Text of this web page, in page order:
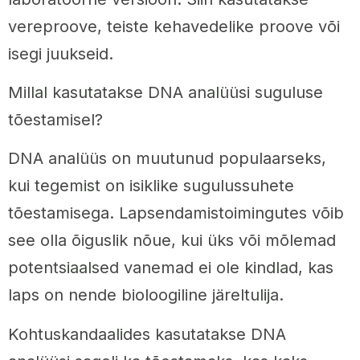
vereproove, teiste kehavedelike proove või
isegi juukseid.
Millal kasutatakse DNA analüüsi suguluse
tõestamisel?
DNA analüüs on muutunud populaarseks,
kui tegemist on isiklike sugulussuhete
tõestamisega. Lapsendamistoimingutes võib
see olla õiguslik nõue, kui üks või mõlemad
potentsiaalsed vanemad ei ole kindlad, kas
laps on nende bioloogiline järeltulija.
Kohtuskandaalides kasutatakse DNA